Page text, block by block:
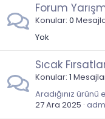
Forum
Konular 0
Yok
Sıcak
Konular 1
27 Ara 2025